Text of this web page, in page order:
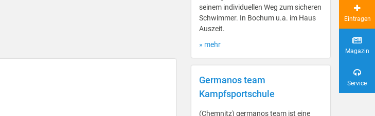
seinem individuellen Weg zum sicheren
Schwimmer. In Bochum u.a. im Haus
Auszeit.
» mehr
Germanos team
Kampfsportschule
(Chemnitz) germanos team ist eine
Eintragen
Magazin
Service